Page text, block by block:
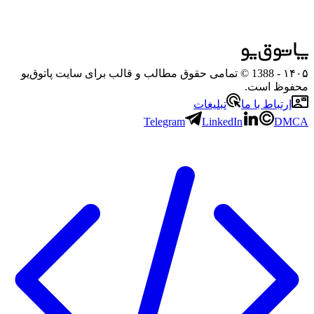
۱۴۰۵
- 1388 © تمامی حقوق مطالب و قالب برای سایت پاتوق‌یو
محفوظ است.
ارتباط با ما
تبلیغات
Telegram
LinkedIn DMCA